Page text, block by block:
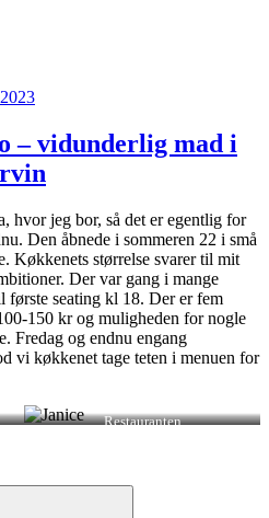
– vidunderlig mad i
hvor jeg bor, så det er egentlig for
Den åbnede i sommeren 22 i små
Køkkenets størrelse svarer til mit
Der var gang i mange
første seating kl 18. Der er fem
150 kr og muligheden for nogle
Fredag og endnu engang
vi køkkenet tage teten i menuen for
Restauranten